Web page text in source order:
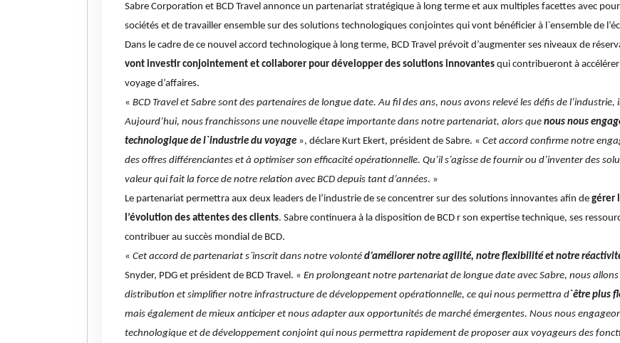
Sabre Corporation et BCD Travel annonce un partenariat stratégique à long terme et aux multiples facettes avec
sociétés et de travailler ensemble sur des solutions technologiques conjointes qui vont bénéficier à l`ensemble de
Dans le cadre de ce nouvel accord technologique à long terme, BCD Travel prévoit d’augmenter ses niveaux de
vont investir conjointement et collaborer pour développer des solutions innovantes qui contribueront à
voyage d’affaires.
« BCD Travel et Sabre sont des partenaires de longue date. Au fil des ans, nous avons relevé les défis de
Aujourd’hui, nous franchissons une nouvelle étape importante dans notre partenariat, alors que nous nous
technologique de l`industrie du voyage », déclare Kurt Ekert, président de Sabre. « Cet accord confirme notre
des offres différenciantes et à optimiser son efficacité opérationnelle. Qu’il s’agisse de fournir ou d’inventer des
valeur qui fait la force de notre relation avec BCD depuis tant d’années. »
Le partenariat permettra aux deux leaders de l’industrie de se concentrer sur des solutions innovantes afin de gérer
l’évolution des attentes des clients. Sabre continuera à la disposition de BCD r son expertise technique, ses
contribuer au succès mondial de BCD.
« Cet accord de partenariat s`inscrit dans notre volonté d’améliorer notre agilité, notre flexibilité et notre
Snyder, PDG et président de BCD Travel. « En prolongeant notre partenariat de longue date avec Sabre, nous
distribution et simplifier notre infrastructure de développement opérationnelle, ce qui nous permettra d `être plus
mais également de mieux anticiper et nous adapter aux opportunités de marché émergentes. Nous nous
technologique et de développement conjoint qui nous permettra rapidement de proposer aux voyageurs des